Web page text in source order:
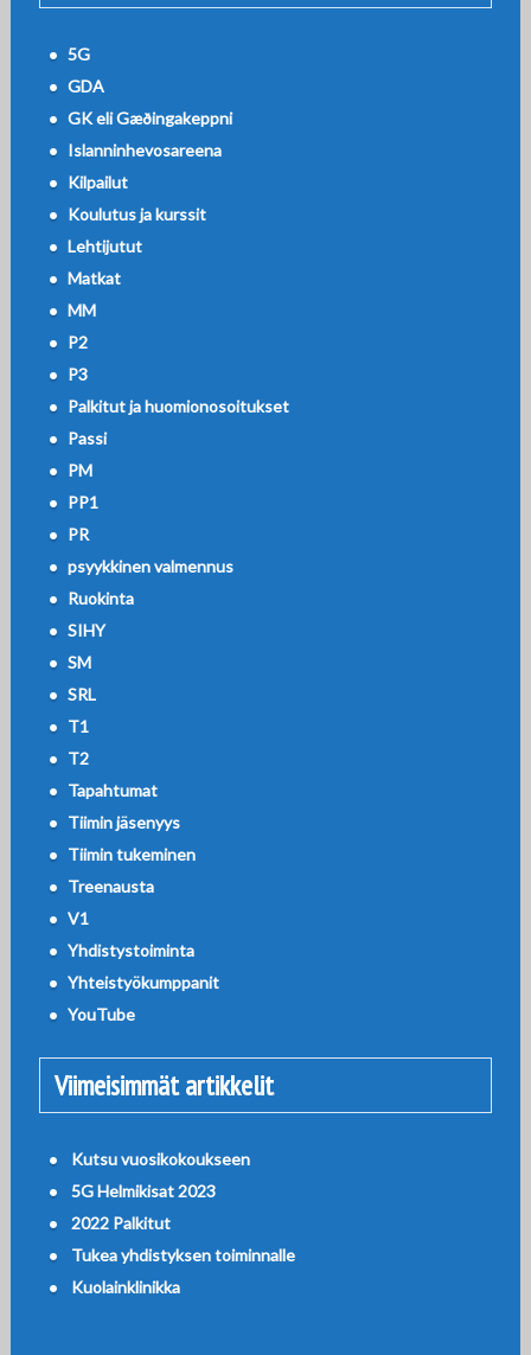
5G
GDA
GK eli Gæðingakeppni
Islanninhevosareena
Kilpailut
Koulutus ja kurssit
Lehtijutut
Matkat
MM
P2
P3
Palkitut ja huomionosoitukset
Passi
PM
PP1
PR
psyykkinen valmennus
Ruokinta
SIHY
SM
SRL
T1
T2
Tapahtumat
Tiimin jäsenyys
Tiimin tukeminen
Treenausta
V1
Yhdistystoiminta
Yhteistyökumppanit
YouTube
Viimeisimmät artikkelit
Kutsu vuosikokoukseen
5G Helmikisat 2023
2022 Palkitut
Tukea yhdistyksen toiminnalle
Kuolainklinikka